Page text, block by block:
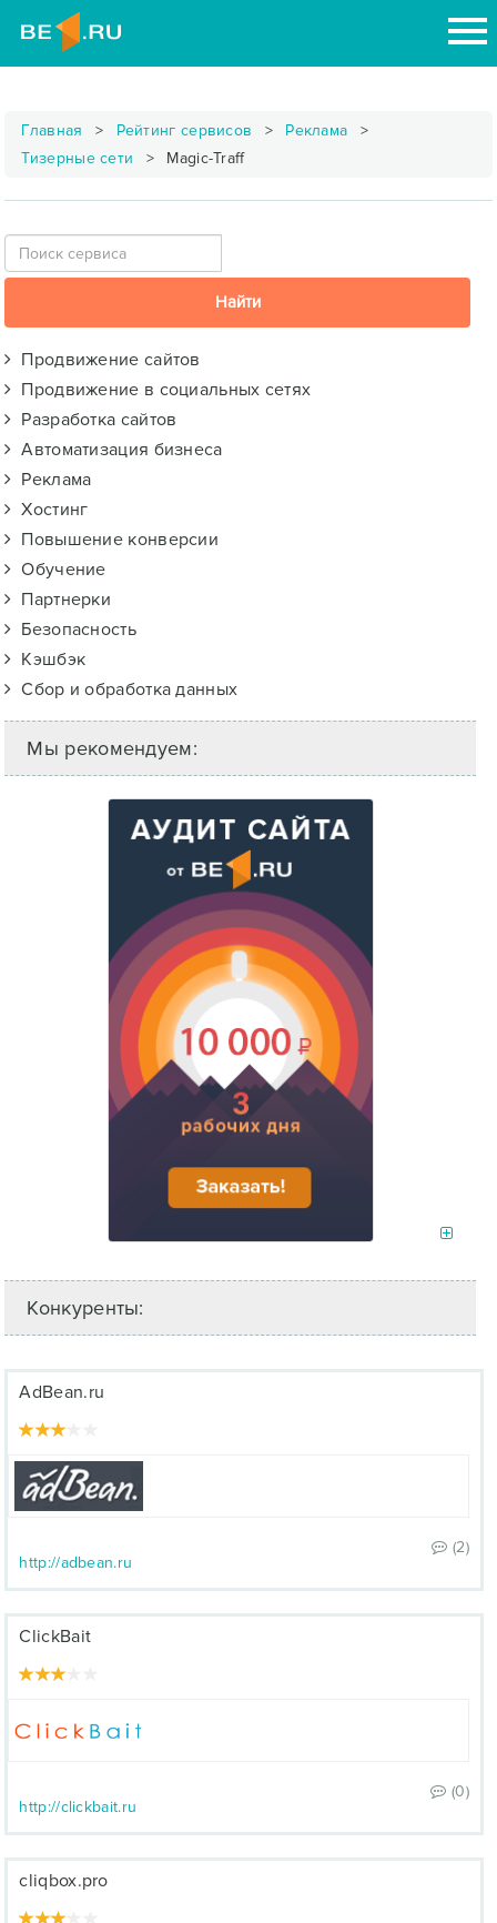
Главная Рейтинг сервисов
Реклама
Тизерные сети
Magic-Traff
Продвижение сайтов
Продвижение в социальных сетях
Разработка сайтов
Автоматизация бизнеса
Реклама
Хостинг
Повышение конверсии
Обучение
Партнерки
Безопасность
Кэшбэк
Сбор и обработка данных
Мы рекомендуем:
Конкуренты:
AdBean.ru
(2)
http://adbean.ru
ClickBait
(0)
http://clickbait.ru
cliqbox.pro